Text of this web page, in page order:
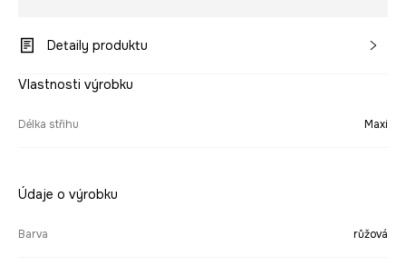
Detaily produktu
Vlastnosti výrobku
Délka střihu Maxi
Údaje o výrobku
Barva růžová